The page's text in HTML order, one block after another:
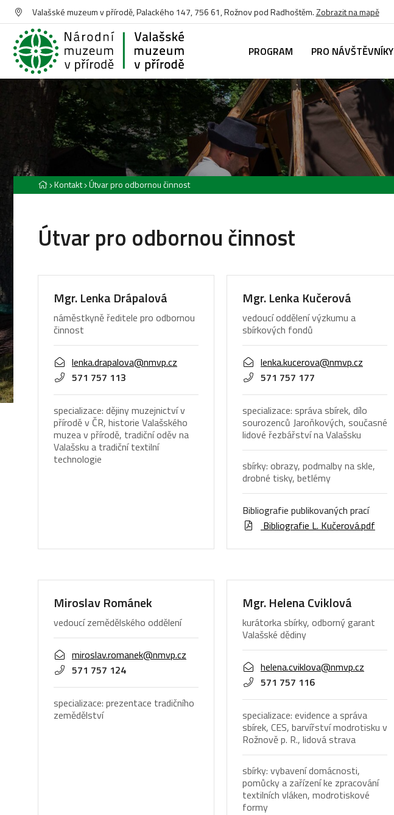
Valašské muzeum v přírodě, Palackého 147, 756 61, Rožnov pod Radhoštěm.Zobrazit na mapě
PROGRAM PRO NÁVŠTĚVNÍKY
Kontakt Útvar pro odbornou činnost
Útvar pro odbornou činnost
Mgr. Lenka Drápalová
náměstkyně ředitele pro odbornou
činnost
lenka.drapalova@nmvp.cz
571 757 113
specializace: dějiny muzejnictví v
přírodě v ČR, historie Valašského
muzea v přírodě, tradiční oděv na
Valašsku a tradiční textilní
technologie
Mgr. Lenka Kučerová
vedoucí oddělení výzkumu a
sbírkových fondů
lenka.kucerova@nmvp.cz
571 757 177
specializace: správa sbírek, dílo
sourozenců Jaroňkových, současné
lidové řezbářství na Valašsku
sbírky: obrazy, podmalby na skle,
drobné tisky, betlémy
Bibliografie publikovaných prací
Bibliografie L. Kučerová.pdf
Miroslav Románek
vedoucí zemědělského oddělení
miroslav.romanek@nmvp.cz
571 757 124
specializace: prezentace tradičního
zemědělství
Mgr. Helena Cviklová
kurátorka sbírky, odborný garant
Valašské dědiny
helena.cviklova@nmvp.cz
571 757 116
specializace: evidence a správa
sbírek, CES, barvířství modrotisku v
Rožnově p. R., lidová strava
sbírky: vybavení domácnosti,
pomůcky a zařízení ke zpracování
textilních vláken, modrotiskové
formy